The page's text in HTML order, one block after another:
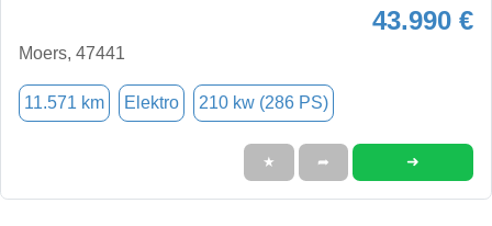
43.990 €
Moers, 47441
11.571 km Elektro 210 kw (286 PS)
★ ➦ ➜